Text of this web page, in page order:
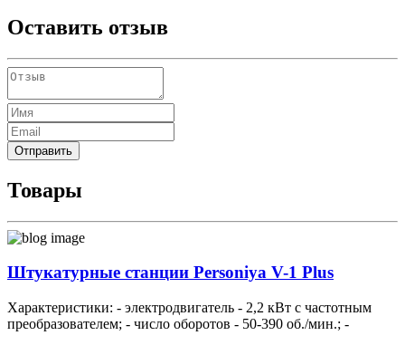
Оставить отзыв
Отправить
Товары
Штукатурные станции Personiya V-1 Plus
Характеристики: - электродвигатель - 2,2 кВт с частотным
преобразователем; - число оборотов - 50-390 об./мин.; -